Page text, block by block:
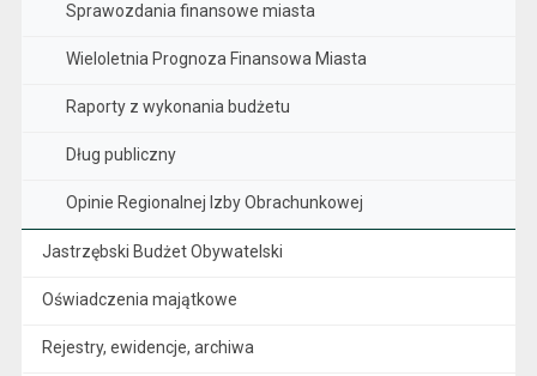
Sprawozdania finansowe miasta
Wieloletnia Prognoza Finansowa Miasta
Raporty z wykonania budżetu
Dług publiczny
Opinie Regionalnej Izby Obrachunkowej
Jastrzębski Budżet Obywatelski
Oświadczenia majątkowe
Rejestry, ewidencje, archiwa